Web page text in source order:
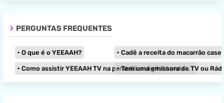
PERGUNTAS FREQUENTES
O que é o YEEAAH? Cadê a receita do macarrão caseiro
Como assistir YEEAAH TV na parabólica digital banda KU?
Tem uma emissora de TV ou Rádio